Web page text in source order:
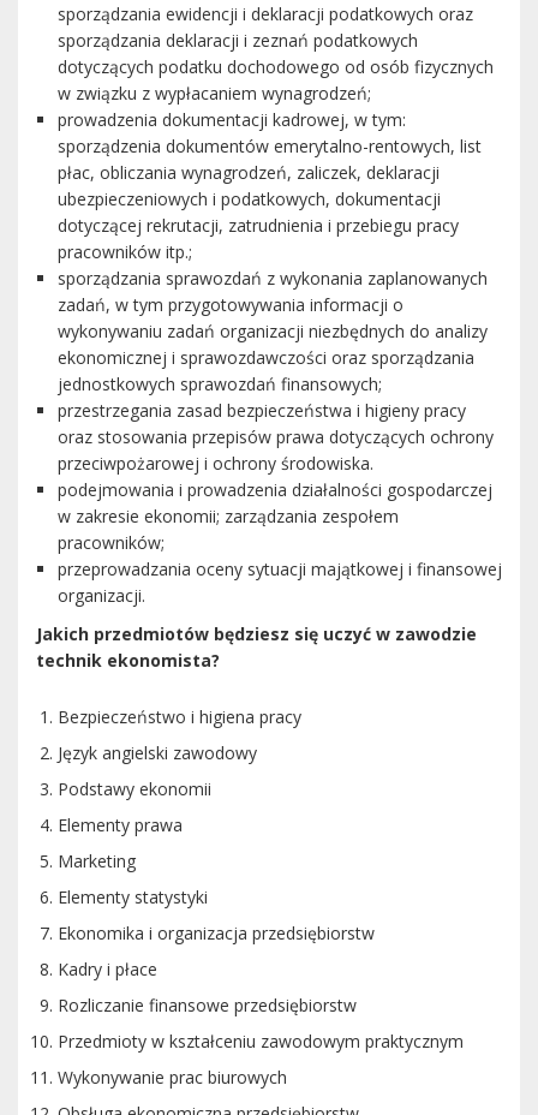
sporządzania ewidencji i deklaracji podatkowych oraz
sporządzania deklaracji i zeznań podatkowych
dotyczących podatku dochodowego od osób fizycznych
w związku z wypłacaniem wynagrodzeń;
prowadzenia dokumentacji kadrowej, w tym:
sporządzenia dokumentów emerytalno-rentowych, list
płac, obliczania wynagrodzeń, zaliczek, deklaracji
ubezpieczeniowych i podatkowych, dokumentacji
dotyczącej rekrutacji, zatrudnienia i przebiegu pracy
pracowników itp.;
sporządzania sprawozdań z wykonania zaplanowanych
zadań, w tym przygotowywania informacji o
wykonywaniu zadań organizacji niezbędnych do analizy
ekonomicznej i sprawozdawczości oraz sporządzania
jednostkowych sprawozdań finansowych;
przestrzegania zasad bezpieczeństwa i higieny pracy
oraz stosowania przepisów prawa dotyczących ochrony
przeciwpożarowej i ochrony środowiska.
podejmowania i prowadzenia działalności gospodarczej
w zakresie ekonomii; zarządzania zespołem
pracowników;
przeprowadzania oceny sytuacji majątkowej i finansowej
organizacji.
Jakich przedmiotów będziesz się uczyć w zawodzie
technik ekonomista?
Bezpieczeństwo i higiena pracy
Język angielski zawodowy
Podstawy ekonomii
Elementy prawa
Marketing
Elementy statystyki
Ekonomika i organizacja przedsiębiorstw
Kadry i płace
Rozliczanie finansowe przedsiębiorstw
Przedmioty w kształceniu zawodowym praktycznym
Wykonywanie prac biurowych